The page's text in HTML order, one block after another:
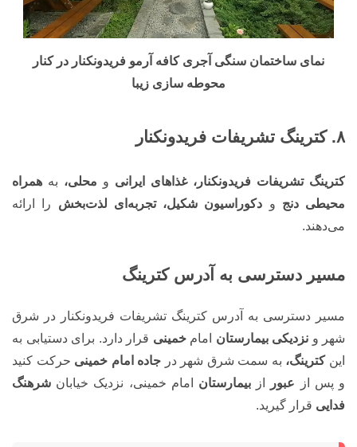
نمای ساختمان سنگی آجری کافه آرمو فریدونکنار در کنار
محوطه سازی زیبا
۸. کترینگ تشریفات فریدونکنار
کترینگ تشریفات فریدونکنار، غذاهای ایرانی و محلی، به همراه
محیطی دنج و دکوراسیون شکیل، تجربه‌ای لذت‌بخش را ارائه
می‌دهند.
مسیر دسترسی به آدرس کترینگ
مسیر دسترسی به آدرس کترینگ تشریفات فریدونکنار در شرق
شهر و نزدیکی بیمارستان امامخمینی قرار دارد. برای دستیابی به
این کترینگ، به سمت شرق شهر در جاده امام خمینی حرکت کنید
و پس از عبور از بیمارستان امام خمینی، نزدیک خیابان شرهنگ
فدایی قرار گیرید.